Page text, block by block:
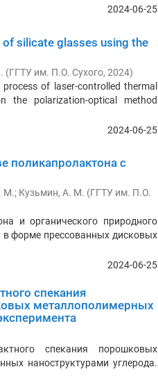
2024-06-25
silicate glasses using the
(ГГТУ им. П.О. Сухого, 2024)
of laser-controlled thermal
polarization-optical method
2024-06-25
поликапролактона с
М.; Кузьмин, А. М. (ГГТУ им. П.О.
и органического природного
форме прессованных дисковых
2024-06-25
спекания
металлополимерных
спекания порошковых
наноструктурами углерода.